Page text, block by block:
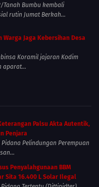
Tanah Bumbu kembali
rutin Jumat Berkah...
Warga Jaga Kebersihan Desa
Koramil jajaran Kodim
aparat...
Palsu Akta Autentik,
Penjara
Pelindungan Perempuan
Penyalahgunaan BBM
Sita 16.400 L Solar Ilegal